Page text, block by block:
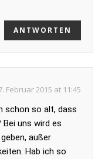
ANTWORTEN
Februar 2015 at 11:45
schon so alt, dass
uns wird es
außer
Hab ich so